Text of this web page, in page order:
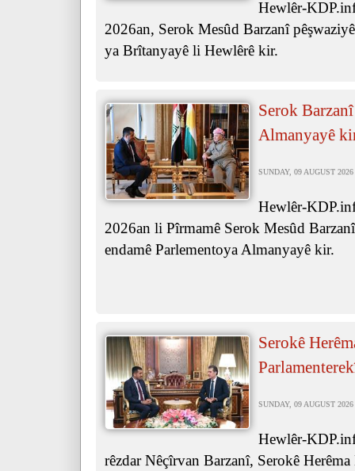
Hewlêr-
2026an, Serok Mesûd Barzanî
ya Brîtanyayê li Hewlêrê kir.
Serok
Almanyayê
SUNDAY, 09 AUGUST
Hewlêr-
2026an li Pîrmamê Serok Mesûd
endamê Parlementoya Almanyayê kir.
Serokê
SUNDAY, 09 AUGUST
Hewlêr-
rêzdar Nêçîrvan Barzanî, Serokê